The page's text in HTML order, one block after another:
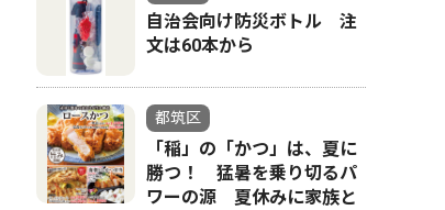
自治会向け防災ボトル 注
文は60本から
都筑区
「稲」の「かつ」は、夏に
勝つ！ 猛暑を乗り切るパ
ワーの源 夏休みに家族と